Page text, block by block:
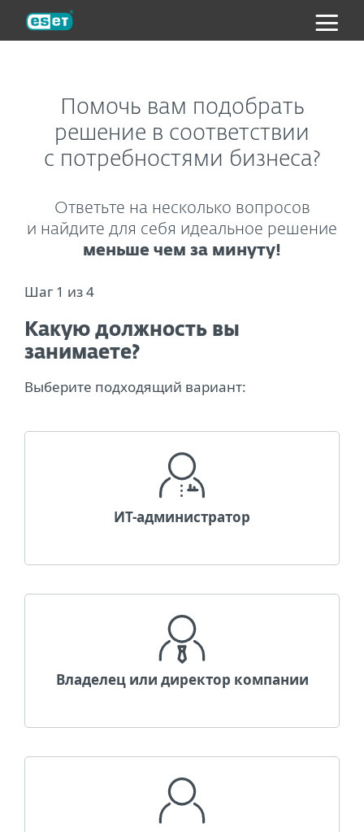
Помочь вам подобрать
решение в соответствии
с потребностями бизнеса?
Ответьте на несколько вопросов
и найдите для себя идеальное решение
меньше чем за минуту!
Шаг 1 из 4
Какую должность вы
занимаете?
Выберите подходящий вариант:
ИT-администратор
Владелец или директор компании
ESET